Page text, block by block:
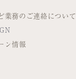
業務のご連絡について
ン情報